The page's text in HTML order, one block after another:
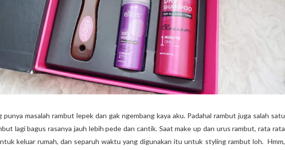
masalah rambut lepek dan gak ngembang kaya aku. Padahal rambut juga salah satu
lagi bagus rasanya jauh lebih pede dan cantik. Saat make up dan urus rambut, rata rata
keluar rumah, dan separuh waktu yang digunakan itu untuk styling rambut loh. Hmm,